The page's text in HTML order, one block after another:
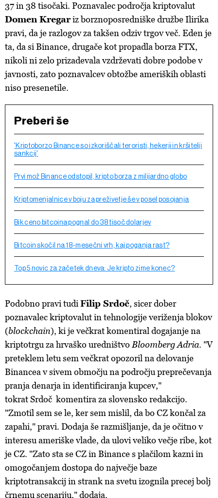
37 in 38 tisočaki. Poznavalec področja kriptovalut
Domen Kregariz borznoposredniške družbe Ilirika
pravi, da je razlogov za takšen odziv trgov več. Eden je
ta, da si Binance, drugače kot propadla borza FTX,
nikoli ni zelo prizadevala vzdrževati dobre podobe v
javnosti, zato poznavalcev obtožbe ameriških oblasti
niso presenetile.
Preberi še
'Kriptoborzo Binance so izkoriščali teroristi, hekerji in kršitelji
sankcij'
Prvi mož Binance odstopil, kripto borza z milijardno globo
Kriptomenjalnice v boju za preživetje še v posel posojanja
Bik ceno bitcoina pognal do 38 tisoč dolarjev
Bitcoin skočil na 18-mesečni vrh, kaj poganja rast?
Top 5 novic za začetek dneva: Je kripto zime konec?
Podobno pravi tudi Filip Srdoč, sicer dober
poznavalec kriptovalut in tehnologije veriženja blokov
(blockchain), ki je večkrat komentiral dogajanje na
kriptotrgu za hrvaško uredništvo Bloomberg Adria. "V
preteklem letu sem večkrat opozoril na delovanje
Binancea v sivem območju na področju preprečevanja
pranja denarja in identificiranja kupcev,"
tokratSrdoč komentira za slovensko redakcijo.
"Zmotil sem se le, ker sem mislil, da bo CZ končal za
zapahi," pravi. Dodaja še razmišljanje, da je očitno v
interesu ameriške vlade, da ulovi veliko večje ribe, kot
je CZ. "Zato sta se CZ in Binance s plačilom kazni in
omogočanjem dostopa do največje baze
kriptotransakcij in strank na svetu izognila precej bolj
črnemu scenariju," dodaja.